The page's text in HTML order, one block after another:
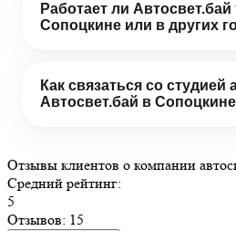
Работает ли Автосвет.бай
Сопоцкине или в других
Как связаться со студией
Автосвет.бай в
Отзывы клиентов о компании авто
Средний рейтинг:
5
Отзывов: 15